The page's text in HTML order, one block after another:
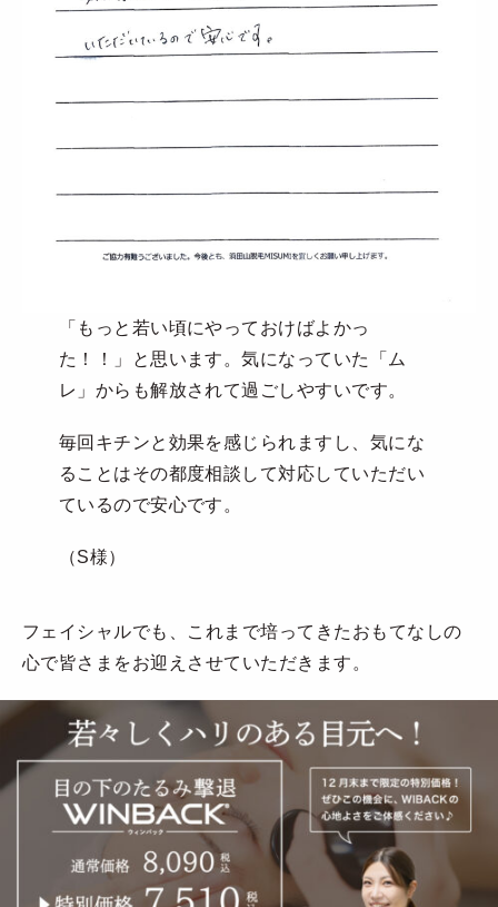
「もっと若い頃にやっておけばよかっ
た！！」と思います。気になっていた「ム
レ」からも解放されて過ごしやすいです。
毎回キチンと効果を感じられますし、気にな
ることはその都度相談して対応していただい
ているので安心です。
（S様）
フェイシャルでも、これまで培ってきたおもてなしの
心で皆さまをお迎えさせていただきます。